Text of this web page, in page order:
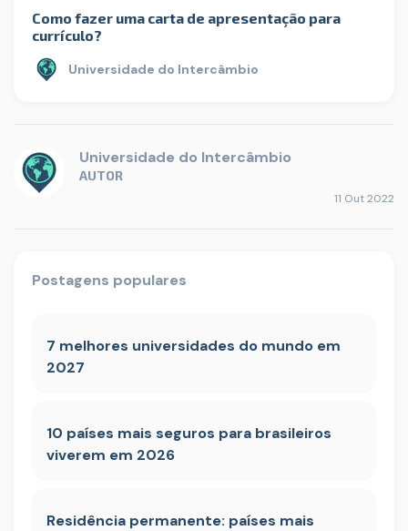
Como fazer uma carta de apresentação para
currículo?
Universidade do Intercâmbio
Universidade do Intercâmbio
AUTOR
11 Out 2022
Postagens populares
7 melhores universidades do mundo em
2027
10 países mais seguros para brasileiros
viverem em 2026
Residência permanente: países mais